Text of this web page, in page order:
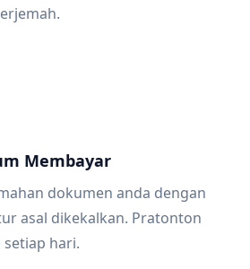
Membayar
dokumen anda dengan
asal dikekalkan. Pratonton
hari.